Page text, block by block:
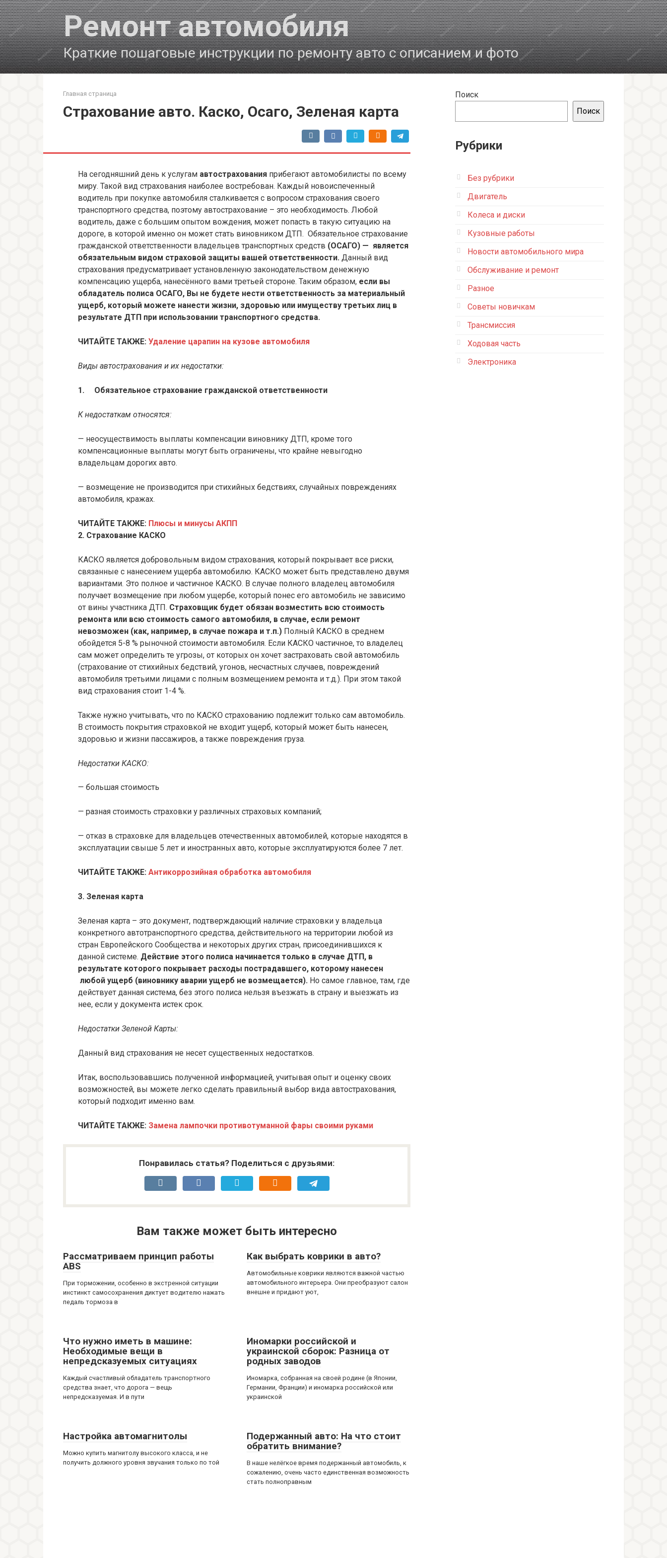
Перейти
к
контенту
Ремонт автомобиля
Краткие пошаговые инструкции по ремонту авто с описанием и фото
Главная страница
Страхование авто. Каско, Осаго, Зеленая карта
На сегодняшний день к услугам автострахования прибегают автомобилисты по всему
миру. Такой вид страхования наиболее востребован. Каждый новоиспеченный
водитель при покупке автомобиля сталкивается с вопросом страхования своего
транспортного средства, поэтому автострахование – это необходимость. Любой
водитель, даже с большим опытом вождения, может попасть в такую ситуацию на
дороге, в которой именно он может стать виновником ДТП. Обязательное страхование
гражданской ответственности владельцев транспортных средств (ОСАГО) — является
обязательным видом страховой защиты вашей ответственности. Данный вид
страхования предусматривает установленную законодательством денежную
компенсацию ущерба, нанесённого вами третьей стороне. Таким образом, если вы
обладатель полиса ОСАГО, Вы не будете нести ответственность за материальный
ущерб, который можете нанести жизни, здоровью или имуществу третьих лиц в
результате ДТП при использовании транспортного средства.
ЧИТАЙТЕ ТАКЖЕ: Удаление царапин на кузове автомобиля
Виды автострахования и их недостатки:
1. Обязательное страхование гражданской ответственности
К недостаткам относятся:
— неосуществимость выплаты компенсации виновнику ДТП, кроме того
компенсационные выплаты могут быть ограничены, что крайне невыгодно
владельцам дорогих авто.
— возмещение не производится при стихийных бедствиях, случайных повреждениях
автомобиля, кражах.
ЧИТАЙТЕ ТАКЖЕ: Плюсы и минусы АКПП
2. Страхование КАСКО
КАСКО является добровольным видом страхования, который покрывает все риски,
связанные с нанесением ущерба автомобилю. КАСКО может быть представлено двумя
вариантами. Это полное и частичное КАСКО. В случае полного владелец автомобиля
получает возмещение при любом ущербе, который понес его автомобиль не зависимо
от вины участника ДТП. Страховщик будет обязан возместить всю стоимость
ремонта или всю стоимость самого автомобиля, в случае, если ремонт
невозможен (как, например, в случае пожара и т.п.) Полный КАСКО в среднем
обойдется 5-8 % рыночной стоимости автомобиля. Если КАСКО частичное, то владелец
сам может определить те угрозы, от которых он хочет застраховать свой автомобиль
(страхование от стихийных бедствий, угонов, несчастных случаев, повреждений
автомобиля третьими лицами с полным возмещением ремонта и т.д.). При этом такой
вид страхования стоит 1-4 %.
Также нужно учитывать, что по КАСКО страхованию подлежит только сам автомобиль.
В стоимость покрытия страховкой не входит ущерб, который может быть нанесен,
здоровью и жизни пассажиров, а также повреждения груза.
Недостатки КАСКО:
— большая стоимость
— разная стоимость страховки у различных страховых компаний;
— отказ в страховке для владельцев отечественных автомобилей, которые находятся в
эксплуатации свыше 5 лет и иностранных авто, которые эксплуатируются более 7 лет.
ЧИТАЙТЕ ТАКЖЕ: Антикоррозийная обработка автомобиля
3. Зеленая карта
Зеленая карта – это документ, подтверждающий наличие страховки у владельца
конкретного автотранспортного средства, действительного на территории любой из
стран Европейского Сообщества и некоторых других стран, присоединившихся к
данной системе. Действие этого полиса начинается только в случае ДТП, в
результате которого покрывает расходы пострадавшего, которому нанесен
любой ущерб (виновнику аварии ущерб не возмещается). Но самое главное, там, где
действует данная система, без этого полиса нельзя въезжать в страну и выезжать из
нее, если у документа истек срок.
Недостатки Зеленой Карты:
Данный вид страхования не несет существенных недостатков.
Итак, воспользовавшись полученной информацией, учитывая опыт и оценку своих
возможностей, вы можете легко сделать правильный выбор вида автострахования,
который подходит именно вам.
ЧИТАЙТЕ ТАКЖЕ: Замена лампочки противотуманной фары своими руками
Понравилась статья? Поделиться с друзьями:
Вам также может быть интересно
Рассматриваем принцип работы
ABS
При торможении, особенно в экстренной ситуации
инстинкт самосохранения диктует водителю нажать
педаль тормоза в
Как выбрать коврики в авто?
Автомобильные коврики являются важной частью
автомобильного интерьера. Они преобразуют салон
внешне и придают уют,
Что нужно иметь в машине:
Необходимые вещи в
непредсказуемых ситуациях
Каждый счастливый обладатель транспортного
средства знает, что дорога — вещь
непредсказуемая. И в пути
Иномарки российской и
украинской сборок: Разница от
родных заводов
Иномарка, собранная на своей родине (в Японии,
Германии, Франции) и иномарка российской или
украинской
Настройка автомагнитолы
Можно купить магнитолу высокого класса, и не
получить должного уровня звучания только по той
Подержанный авто: На что стоит
обратить внимание?
В наше нелёгкое время подержанный автомобиль, к
сожалению, очень часто единственная возможность
стать полноправным
Поиск
Поиск
Рубрики
Без рубрики
Двигатель
Колеса и диски
Кузовные работы
Новости автомобильного мира
Обслуживание и ремонт
Разное
Советы новичкам
Трансмиссия
Ходовая часть
Электроника